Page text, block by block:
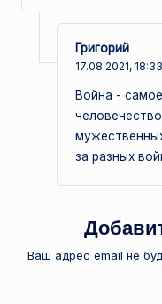
Григорий
17.08.2021, 18:33
Война -
за разных
Ваш адрес email не